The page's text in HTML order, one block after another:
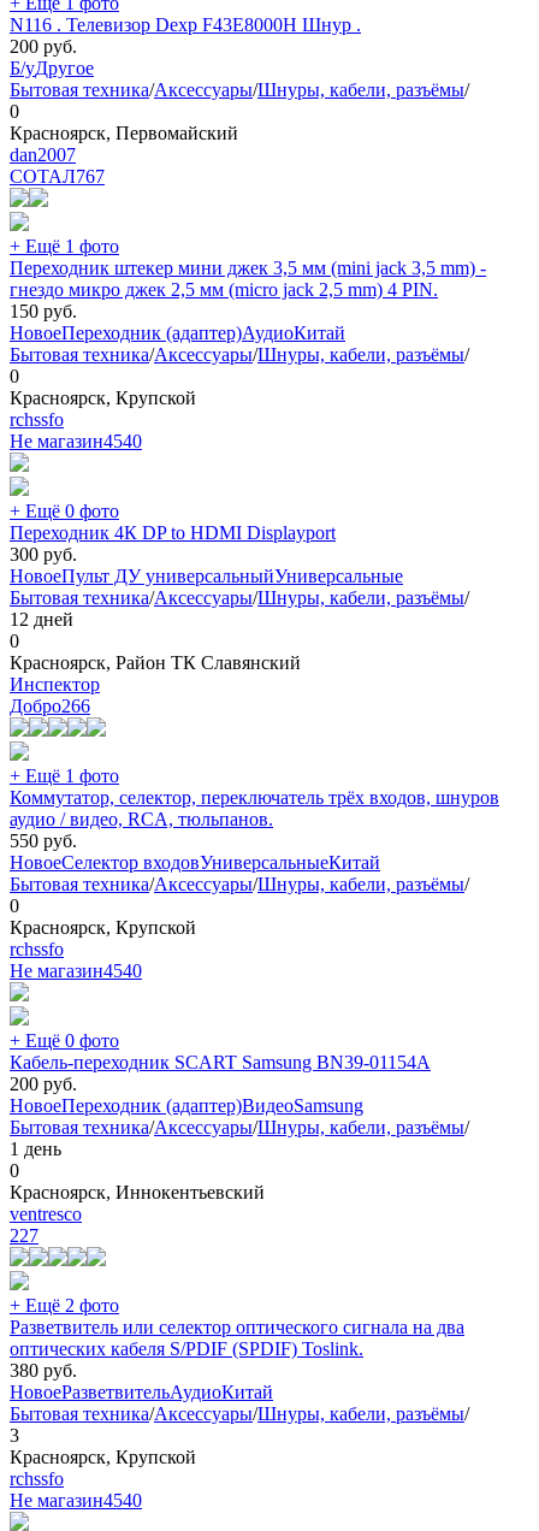
N116 . Телевизор Dexp F43E8000H Шнур .
200 руб.
Б/уДругое
Бытовая техника/Аксессуары/Шнуры, кабели, разъёмы/
0
Красноярск, Первомайский
dan2007
СОТАЛ767
+ Ещё 1 фото
Переходник штекер мини джек 3,5 мм (mini jack 3,5 mm) -
гнездо микро джек 2,5 мм (micro jack 2,5 mm) 4 PIN.
150 руб.
НовоеПереходник (адаптер)АудиоКитай
Бытовая техника/Аксессуары/Шнуры, кабели, разъёмы/
0
Красноярск, Крупской
rchssfo
Не магазин4540
+ Ещё 0 фото
Переходник 4К DP to HDMI Displayport
300 руб.
НовоеПульт ДУ универсальныйУниверсальные
Бытовая техника/Аксессуары/Шнуры, кабели, разъёмы/
12 дней
0
Красноярск, Район ТК Славянский
Инспектор
Добро266
+ Ещё 1 фото
Коммутатор, селектор, переключатель трёх входов, шнуров
аудио / видео, RCA, тюльпанов.
550 руб.
НовоеСелектор входовУниверсальныеКитай
Бытовая техника/Аксессуары/Шнуры, кабели, разъёмы/
0
Красноярск, Крупской
rchssfo
Не магазин4540
+ Ещё 0 фото
Кабель-переходник SCART Samsung BN39-01154A
200 руб.
НовоеПереходник (адаптер)ВидеоSamsung
Бытовая техника/Аксессуары/Шнуры, кабели, разъёмы/
1 день
0
Красноярск, Иннокентьевский
ventresco
227
+ Ещё 2 фото
Разветвитель или селектор оптического сигнала на два
оптических кабеля S/PDIF (SPDIF) Toslink.
380 руб.
НовоеРазветвительАудиоКитай
Бытовая техника/Аксессуары/Шнуры, кабели, разъёмы/
3
Красноярск, Крупской
rchssfo
Не магазин4540